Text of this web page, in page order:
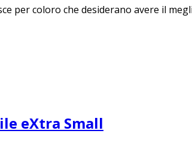
per coloro che desiderano avere il
eXtra Small